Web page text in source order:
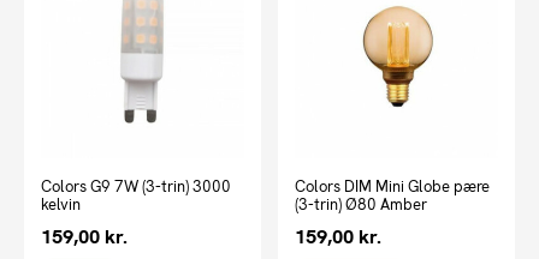
Colors G9 7W (3-trin) 3000
kelvin
159,00 kr.
Colors DIM Mini Globe pære
(3-trin) Ø80 Amber
159,00 kr.